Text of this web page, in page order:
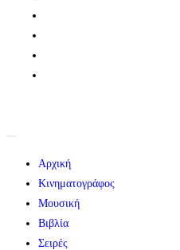
Αρχική
Κινηματογράφος
Μουσική
Βιβλία
Σειρές